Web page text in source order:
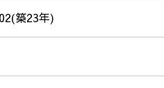
築23年)